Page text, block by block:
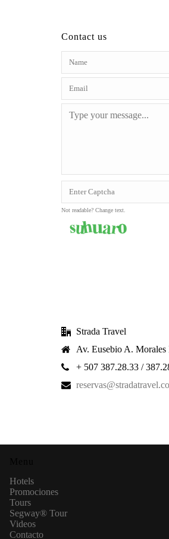
Contact us
Not readable? Change text.
Strada Travel
Av. Eusebio A. Morales
+ 507 387.28.33 /
Hotels
Promociones
Tours
Segway® Tour
Videos
Contacto